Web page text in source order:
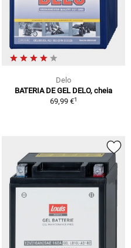
Delo
BATERIA DE GEL DELO, cheia
69,99 €1